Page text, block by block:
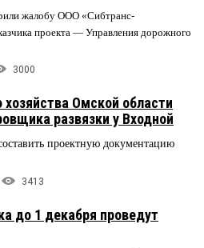
жалобу ООО «Сибтранс-
проекта — Управления дорожного
3000
Омской области
развязки у Входной
проектную документацию
3413
до 1 декабря проведут